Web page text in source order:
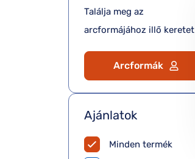
Találja meg az
arcformájához illő keretet
Arcformák
Ajánlatok
Minden termék